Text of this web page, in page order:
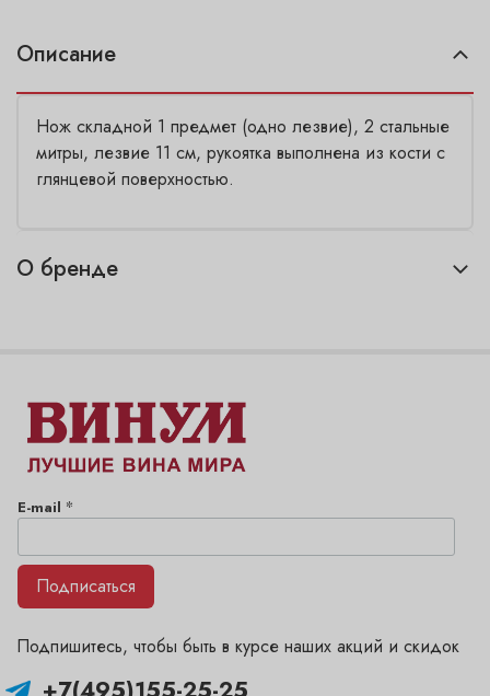
Описание
Нож складной 1 предмет (одно лезвие), 2 стальные
митры, лезвие 11 см, рукоятка выполнена из кости с
глянцевой поверхностью.
О бренде
Подпишитесь, чтобы быть в курсе наших акций и скидок
E-mail *
Подписаться